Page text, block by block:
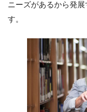
ニーズがあるから発
す。